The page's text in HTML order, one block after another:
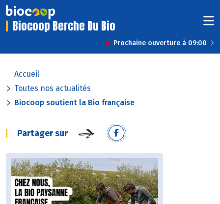
Biocoop Berche Du Bio
Prochaine ouverture à 09:00
Accueil
Toutes nos actualités
Biocoop soutient la Bio française
Partager sur